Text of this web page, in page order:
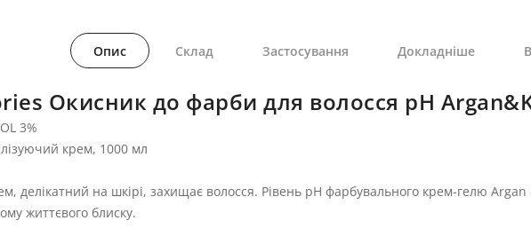
Опис
Окисник до фарби для волосся pH
3%
крем, 1000 мл
делікатний на шкірі, захищає волосся. Рівень pH фарбувального крем-гелю
життєвого блиску.
Склад Застосування Докладніше